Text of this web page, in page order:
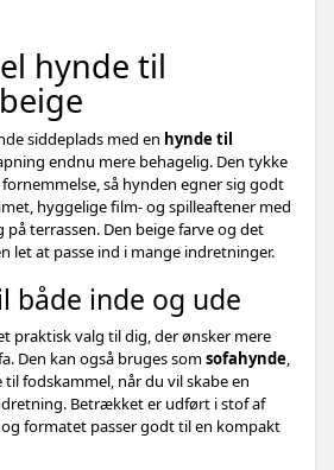
hynde til
siddeplads med en hynde til
endnu mere behagelig. Den tykke
så hynden egner sig godt
hyggelige film- og spilleaftener med
på terrassen. Den beige farve og det
let at passe ind i mange indretninger.
både inde og ude
praktisk valg til dig, der ønsker mere
Den kan også bruges somsofahynde,
til fodskammel, når du vil skabe en
Betrækket er udført i stof af
formatet passer godt til en kompakt